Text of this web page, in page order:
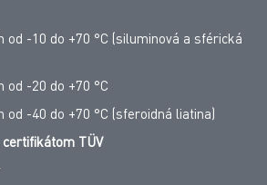
od -10 do +70 °C (siluminová a sférická
od -20 do +70 °C
od -40 do +70 °C (sferoidná liatina)
certifikátom TÜV